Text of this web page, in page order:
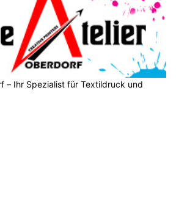
– Ihr Spezialist für Textildruck und